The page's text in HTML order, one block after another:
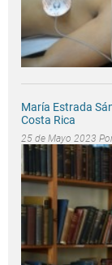
María Estrada
Costa Rica
25 de Mayo 2023